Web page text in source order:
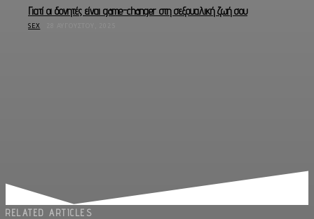
Γιατί οι δονητές είναι game-changer στη σεξουαλική ζωή σου
SEX
RELATED ARTICLES